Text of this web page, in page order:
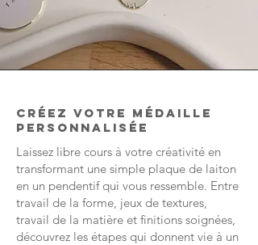
Créez votre médaille
personnalisée
Laissez libre cours à votre créativité en
transformant une simple plaque de laiton
en un pendentif qui vous ressemble. Entre
travail de la forme, jeux de textures,
travail de la matière et finitions soignées,
découvrez les étapes qui donnent vie à un